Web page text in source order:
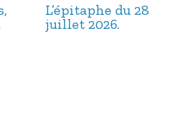
L’épitaphe du 28
juillet 2026.